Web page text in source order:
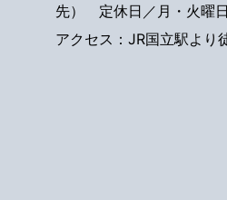
先） 定休日／月・火曜日
アクセス：JR国立駅より